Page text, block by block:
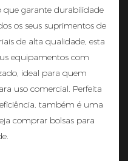
que garante durabilidade
os seus suprimentos de
de alta qualidade, esta
equipamentos com
ideal para quem
uso comercial. Perfeita
também é uma
comprar bolsas para